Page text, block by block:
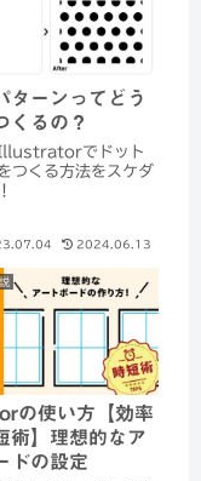
ターンってどう
くるの？
でドット
つくる方法をスケダ
2024.06.13
の使い方【効率
術】理想的なア
ドの設定